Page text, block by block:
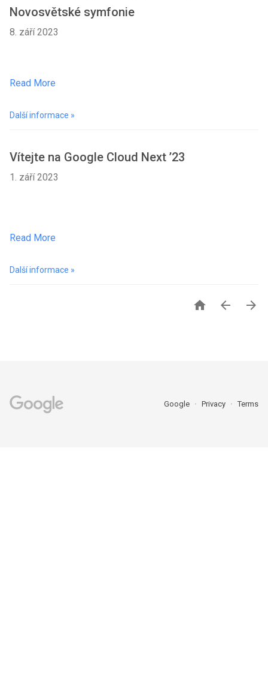
Novosvětské symfonie
8. září 2023
Read More
Další informace »
Vítejte na Google Cloud Next ’23
1. září 2023
Read More
Další informace »
  
Google Privacy Terms